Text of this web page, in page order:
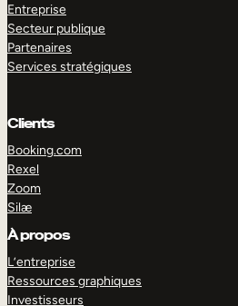
Entreprise
Secteur publique
Partenaires
Services stratégiques
Clients
Booking.com
Rexel
Zoom
Silæ
À propos
L’entreprise
Ressources graphiques
Investisseurs